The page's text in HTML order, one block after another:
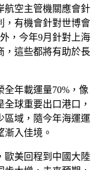
航空主管機關應會針
，有機會針對世博會
，今年9月針對上海
，這些都將有助於長
年載運量70%，像
球重要出口港口，
區域，隨今年海運運
入佳境。
歐美回程到中國大陸